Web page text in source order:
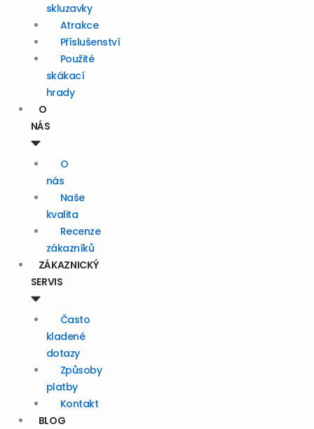
skluzavky
Atrakce
Příslušenství
Použité
skákací
hrady
O
NÁS
O
nás
Naše
kvalita
Recenze
zákazníků
ZÁKAZNICKÝ
SERVIS
Často
kladené
dotazy
Způsoby
platby
Kontakt
BLOG